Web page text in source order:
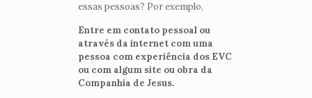
essas pessoas? Por exemplo,
Entre em contato pessoal ou
através da internet com uma
pessoa com experiência dos EVC
ou com algum site ou obra da
Companhia de Jesus.